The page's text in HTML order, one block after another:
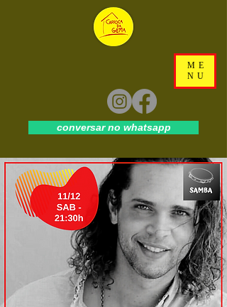
ME
NU
conversar no whatsapp